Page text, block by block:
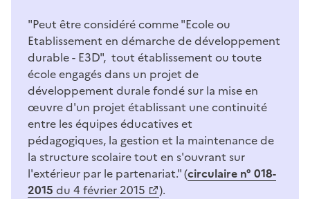
"Peut être considéré comme "Ecole ou
Etablissement en démarche de développement
durable - E3D", tout établissement ou toute
école engagés dans un projet de
développement durale fondé sur la mise en
œuvre d'un projet établissant une continuité
entre les équipes éducatives et
pédagogiques, la gestion et la maintenance de
la structure scolaire tout en s'ouvrant sur
l'extérieur par le partenariat." (circulaire n° 018-
2015 du 4 février 2015 ).